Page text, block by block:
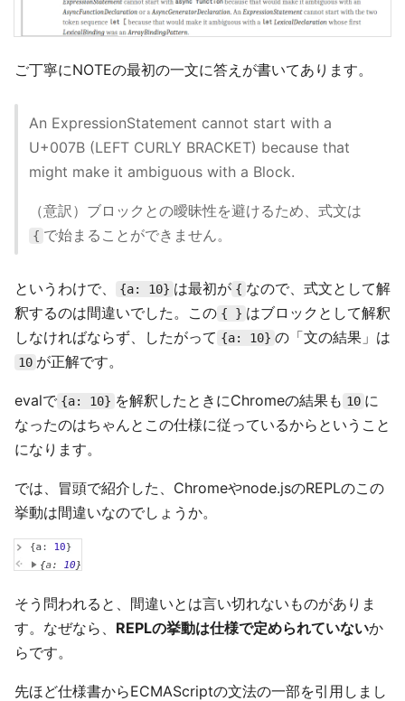
ご丁寧にNOTEの最初の一文に答えが書いてあります。
An ExpressionStatement cannot start with a
U+007B (LEFT CURLY BRACKET) because that
might make it ambiguous with a Block.
（意訳）ブロックとの曖昧性を避けるため、式文は
{ で始まることができません。
というわけで、 {a: 10} は最初が { なので、式文として解
釈するのは間違いでした。この { } はブロックとして解釈
しなければならず、したがって {a: 10} の「文の結果」は
10 が正解です。
evalで {a: 10} を解釈したときにChromeの結果も 10 に
なったのはちゃんとこの仕様に従っているからということ
になります。
では、冒頭で紹介した、Chromeやnode.jsのREPLのこの
挙動は間違いなのでしょうか。
そう問われると、間違いとは言い切れないものがありま
す。なぜなら、 REPLの挙動は仕様で定められていないか
らです。
先ほど仕様書からECMAScriptの文法の一部を引用しまし